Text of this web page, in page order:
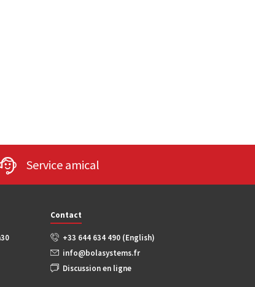
Service amical
Contact
+33 644 634 490 (English)
info@bolasystems.fr
Discussion en ligne